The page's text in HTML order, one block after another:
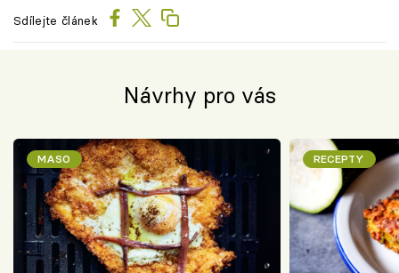
Sdílejte článek
Návrhy pro vás
MASO RECEPTY